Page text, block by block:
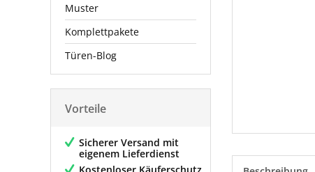
Muster
Komplettpakete
Türen-Blog
Vorteile
Sicherer Versand mit
eigenem Lieferdienst
Kostenloser Käuferschutz